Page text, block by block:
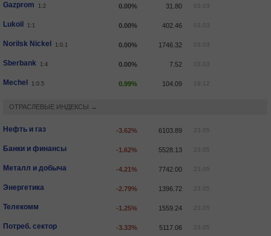
Gazprom 1:2 0.00% 31.80 03.03
Lukoil 1:1 0.00% 402.46 03.03
Norilsk Nickel 1:0.1 0.00% 1746.32 03.03
Sberbank 1:4 0.00% 7.52 03.03
Mechel 1:0.5 0.99% 104.09 19.12
ОТРАСЛЕВЫЕ ИНДЕКСЫ →
Нефть и газ -3.62% 6103.89 23.05
Банки и финансы -1.62% 5528.13 23.05
Металл и добыча -4.21% 7742.00 23.05
Энергетика -2.79% 1396.72 23.05
Телекомм -1.25% 1559.24 23.05
Потреб. сектор -3.33% 5117.06 23.05